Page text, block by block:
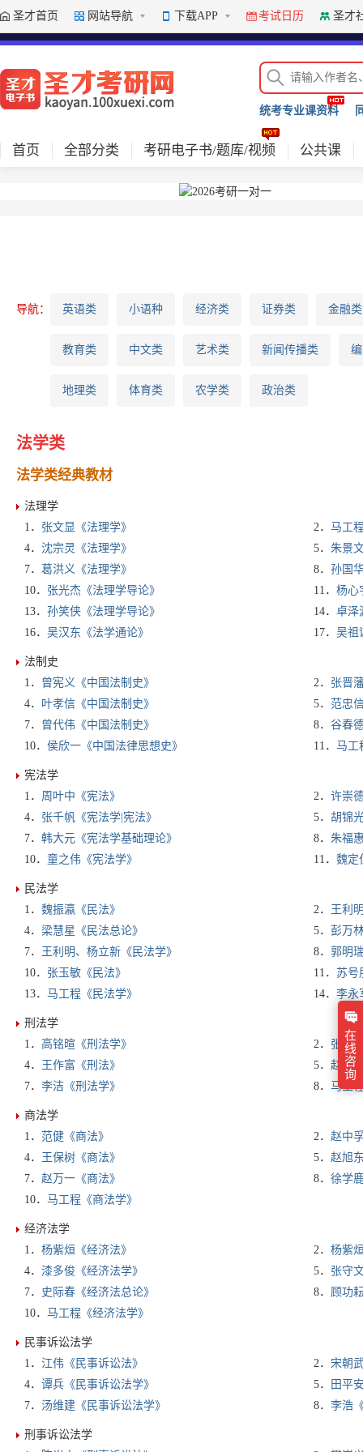
圣才首页 网站导航 下载APP 考试日历 圣才
统考专业课资料
首页 全部分类 考研电子书/题库/视频 公共课
导航： 英语类 小语种 经济类 证券类 金融类
教育类 中文类 艺术类 新闻传播类
地理类 体育类 农学类 政治类
法学类
法学类经典教材
法理学
1． 张文显《法理学》 2． 马工
4． 沈宗灵《法理学》 5． 朱景
7． 葛洪义《法理学》 8． 孙国
10． 张光杰《法理学导论》 11． 杨心
13． 孙笑侠《法理学导论》 14． 卓泽
16． 吴汉东《法学通论》 17． 吴祖
法制史
1． 曾宪义《中国法制史》 2． 张晋
4． 叶孝信《中国法制史》 5． 范忠
7． 曾代伟《中国法制史》 8． 谷春
10． 侯欣一《中国法律思想史》 11． 马工
宪法学
1． 周叶中《宪法》 2． 许崇
4． 张千帆《宪法学|宪法》 5． 胡锦
7． 韩大元《宪法学基础理论》 8． 朱福
10． 童之伟《宪法学》 11． 魏定
民法学
1． 魏振瀛《民法》 2．
王利
4． 梁慧星《民法总论》 5． 彭万
7．
王利明、杨立新《民法学》 8． 郭明
10． 张玉敏《民法》 11． 苏号
13． 马工程《民法学》 14． 李永
刑法学
1． 高铭暄《刑法学》 2． 张明
4．
王作富《刑法》 5． 赵秉
7． 李洁《刑法学》 8． 马工
商法学
1． 范健《商法》 2． 赵中
4．
王保树《商法》 5． 赵旭
7． 赵万一《商法》 8． 徐学
10． 马工程《商法学》
经济法学
1． 杨紫烜《经济法》 2． 杨紫
4． 漆多俊《经济法学》 5． 张守
7． 史际春《经济法总论》 8． 顾功
10． 马工程《经济法学》
民事诉讼法学
1． 江伟《民事诉讼法》 2． 宋朝
4． 谭兵《民事诉讼法学》 5．
田平
7． 汤维建《民事诉讼法学》 8． 李浩
刑事诉讼法学
下载APP
下载APP体验更多精彩内容
在
线
咨
询